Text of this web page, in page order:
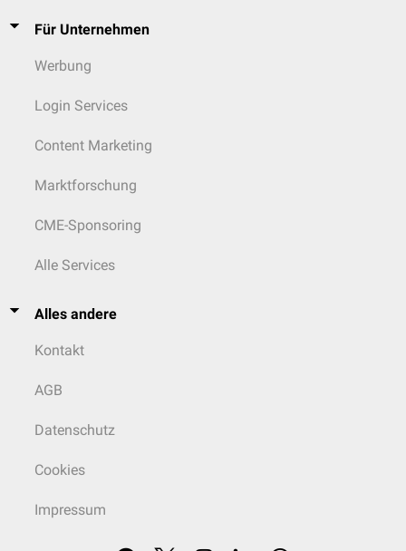
Für Unternehmen
Werbung
Login Services
Content Marketing
Marktforschung
CME-Sponsoring
Alle Services
Alles andere
Kontakt
AGB
Datenschutz
Cookies
Impressum